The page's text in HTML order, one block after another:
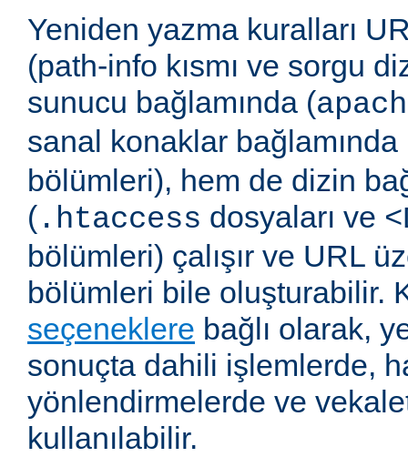
Yeniden yazma kuralları
(path-info kısmı ve sorgu
sunucu bağlamında (
sanal konaklar bağlamında
bölümleri), hem de dizin
( .htaccess dosyaları ve
bölümleri) çalışır ve URL
bölümleri bile oluşturabilir.
seçeneklere bağlı olarak,
sonuçta dahili işlemlerde,
yönlendirmelerde ve
kullanılabilir.